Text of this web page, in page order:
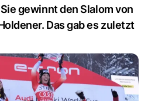
gewinnt den Slalom von
Das gab es zuletzt